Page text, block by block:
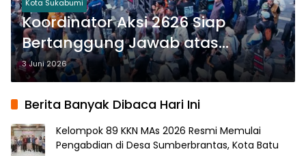
Kota Sukabumi
Koordinator Aksi 2626 Siap
Bertanggung Jawab atas
Dinamika Pasca Demo di Balai
Kota Sukabumi
3 Juni 2026
Berita Banyak Dibaca Hari Ini
Kelompok 89 KKN MAs 2026 Resmi Memulai
Pengabdian di Desa Sumberbrantas, Kota Batu